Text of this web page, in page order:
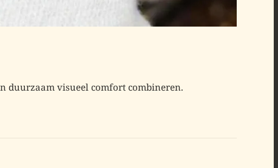
duurzaam visueel comfort combineren.